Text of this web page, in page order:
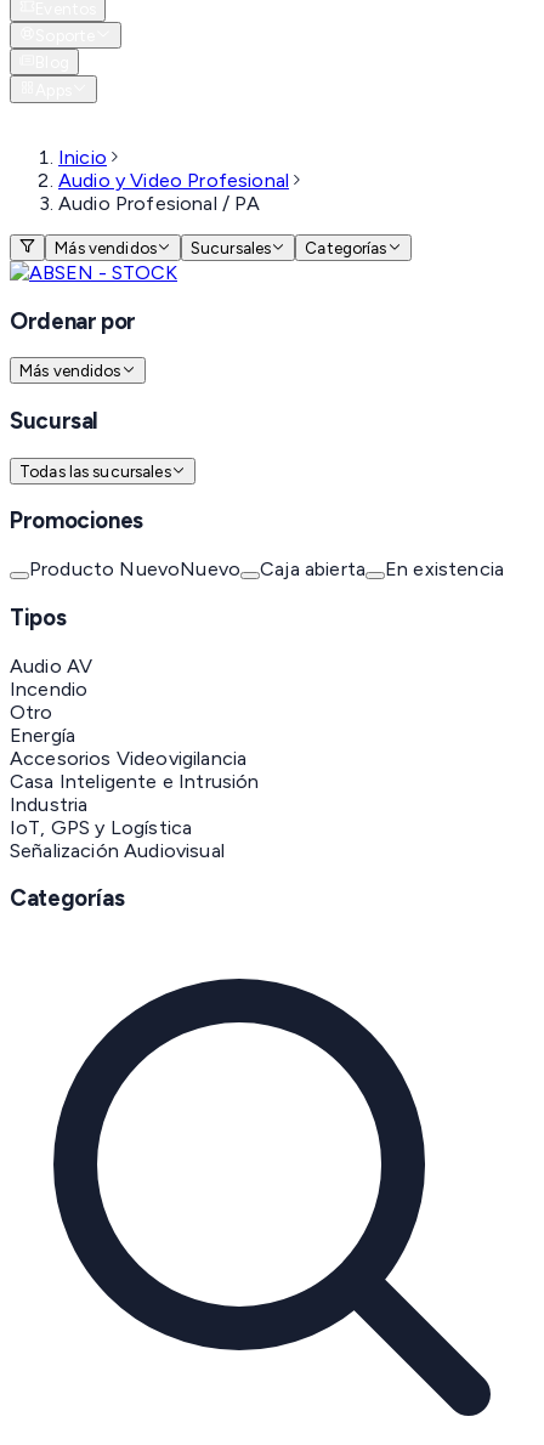
Inicio
Audio y Video Profesional
Audio Profesional / PA
Más vendidos Sucursales Categorías
Ordenar por
Más vendidos
Sucursal
Todas las sucursales
Promociones
Producto NuevoNuevo Caja abierta En existencia
Tipos
Audio AV
Incendio
Otro
Energía
Accesorios Videovigilancia
Casa Inteligente e Intrusión
Industria
IoT, GPS y Logística
Señalización Audiovisual
Categorías